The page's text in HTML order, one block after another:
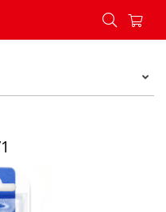
2/1 - Konzum